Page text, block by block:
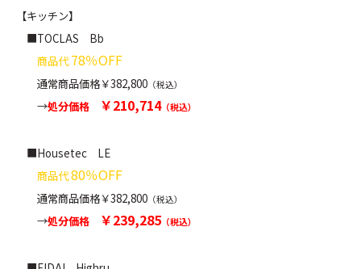
【キッチン】
■TOCLAS Bb
商品代78％OFF
通常商品価格￥382,800 （税込）
→処分価格 ￥210,714（税込）
■Housetec LE
商品代80％OFF
通常商品価格￥382,800 （税込）
→処分価格 ￥239,285 （税込）